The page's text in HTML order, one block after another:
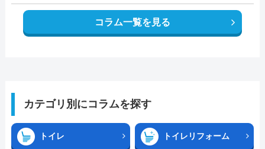
コラム一覧を見る
カテゴリ別にコラムを探す
トイレ トイレリフォーム